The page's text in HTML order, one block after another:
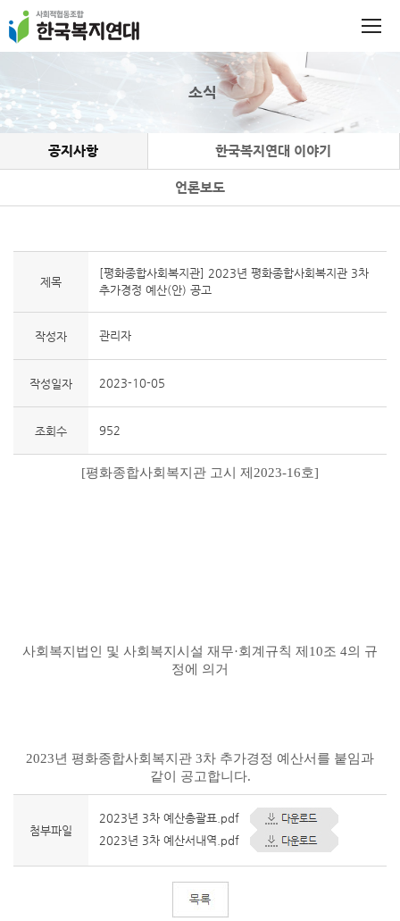
소식
공지사항 한국복지연대 이야기
언론보도
제목
[평화종합사회복지관] 2023년 평화종합사회복지관 3차
추가경정 예산(안) 공고
작성자 관리자
작성일자 2023-10-05
조회수 952
[평화종합사회복지관 고시 제2023-16호]
사회복지법인 및 사회복지시설 재무·회계규칙 제10조 4의 규
정에 의거
2023년 평화종합사회복지관 3차 추가경정 예산서를 붙임과
같이 공고합니다.
첨부파일
2023년 3차 예산총괄표.pdf
2023년 3차 예산서내역.pdf